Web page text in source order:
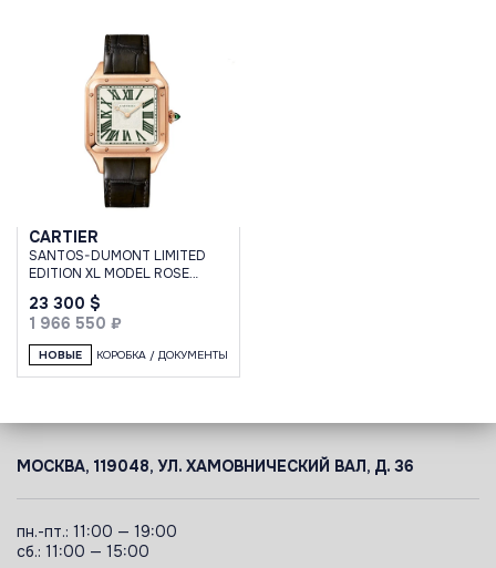
CARTIER
SANTOS-DUMONT LIMITED
EDITION XL MODEL ROSE
GOLD GREEN ROMAN
NUMERALS
23 300 $
1 966 550 ₽
НОВЫЕ КОРОБКА / ДОКУМЕНТЫ
МОСКВА, 119048, УЛ. ХАМОВНИЧЕСКИЙ ВАЛ, Д. 36
пн.-пт.: 11:00 — 19:00
сб.: 11:00 — 15:00